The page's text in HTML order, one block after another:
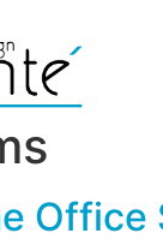
Office